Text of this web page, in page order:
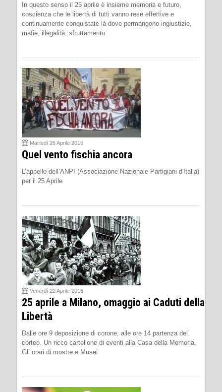
In questo senso il 25 aprile è insieme memoria e futuro,
coscienza che le libertà di tutti vanno rese effettive e
continuamente conquistate là dove permangono ingiustizie,
mafie, illegalità, sfruttamento.
Martedì 26 Aprile 2016
Quel vento fischia ancora
L’appello dell’ANPI (Associazione Nazionale Partigiani d'Italia)
per il 25 Aprile
Venerdì 22 Aprile 2016
25 aprile a Milano, omaggio ai Caduti della
Libertà
Dalle ore 9 deposizione di corone, alle ore 14 partenza del
corteo. Un ricco cartellone di eventi alla Casa della Memoria.
Gli orari di mostre e Musei